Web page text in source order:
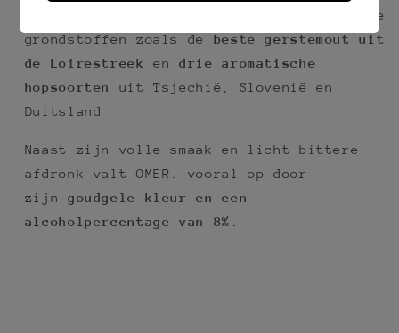
aan de zorgvuldig geselecteerde
grondstoffen zoals de beste gerstemout uit
de Loirestreekendrie aromatische
hopsoorten uit Tsjechië, Slovenië en
Duitsland
Naast zijn volle smaak en licht bittere
afdronk valt OMER. vooral op door
zijn goudgele kleur en een
alcoholpercentage van 8%